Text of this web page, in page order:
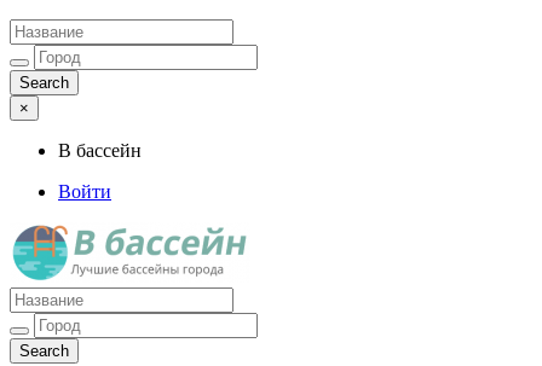
×
В бассейн
Войти
Лучшие бассейны города